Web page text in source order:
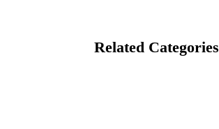
Related Categories